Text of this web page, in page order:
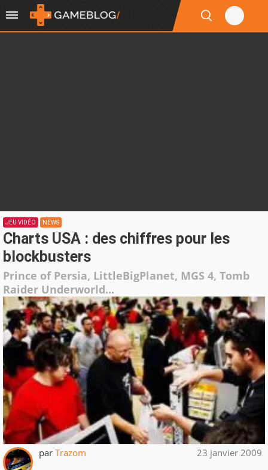
JEU VIDÉO NEWS
Charts USA : des chiffres pour les
blockbusters
Prince of Persia, LittleBigPlanet, MGS 4, Tomb
Raider Underworld...
par Trazom 23 janvier 2009